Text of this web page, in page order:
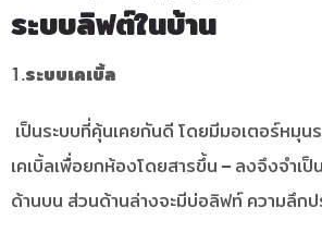
ระบบลิฟต์ในบ้าน
1.ระบบเคเบิ้ล
เป็นระบบที่คุ้นเคยกันดี โดยมีมอเตอร์หมุ
เคเบิ้ลเพื่อยกห้องโดยสารขึ้น – ลงจึงจำเ
ด้านบน ส่วนด้านล่างจะมีบ่อลิฟท์ ความลึกป